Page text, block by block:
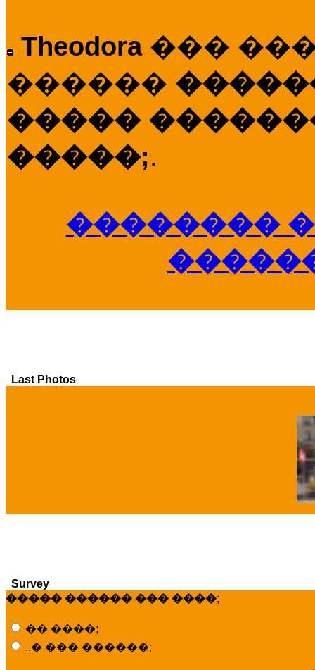
Theodora ���
������
�����
�����;.
��������
Last Photos
Survey
����� ������ ��� ����;
�� ����;
..� ��� ������;